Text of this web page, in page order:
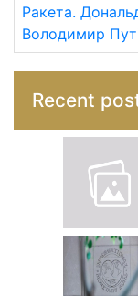
Ракета.
Володимир
Recent